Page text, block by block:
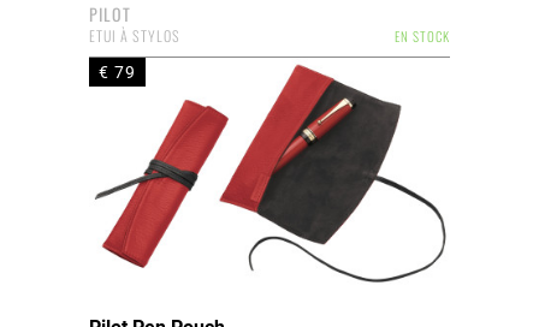
PILOT
EN STOCK
ETUI À STYLOS
€ 79